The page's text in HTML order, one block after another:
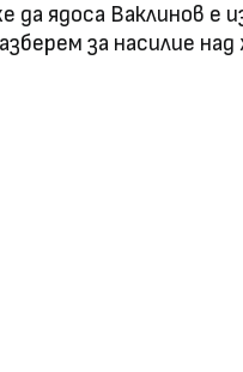
ядоса Ваклинов е
за насилие